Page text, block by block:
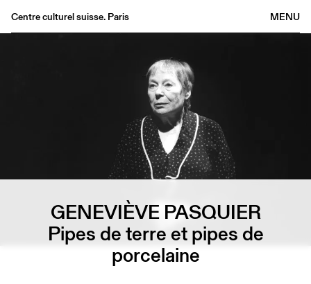
MENU
Centre culturel suisse. Paris
Informations
GENEVIÈVE PASQUIER
Pipes de terre et pipes de
porcelaine